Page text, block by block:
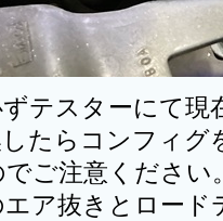
テスターにて現
たらコンフィグ
でご注意ください
ア抜きとロード